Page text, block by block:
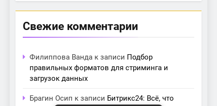
Свежие комментарии
Филиппова Ванда к записи Подбор
правильных форматов для стриминга и
загрузок данных
Брагин Осип к записи Битрикс24: Всё, что